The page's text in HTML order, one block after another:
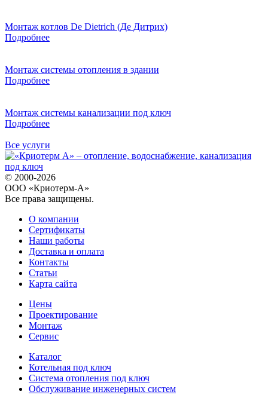
Монтаж котлов De Dietrich (Де Дитрих)
Подробнее
Монтаж системы отопления в здании
Подробнее
Монтаж системы канализации под ключ
Подробнее
Все услуги
© 2000-2026
ООО «Криотерм-А»
Все права защищены.
О компании
Сертификаты
Наши работы
Доставка и оплата
Контакты
Статьи
Карта сайта
Цены
Проектирование
Монтаж
Сервис
Каталог
Котельная под ключ
Система отопления под ключ
Обслуживание инженерных систем